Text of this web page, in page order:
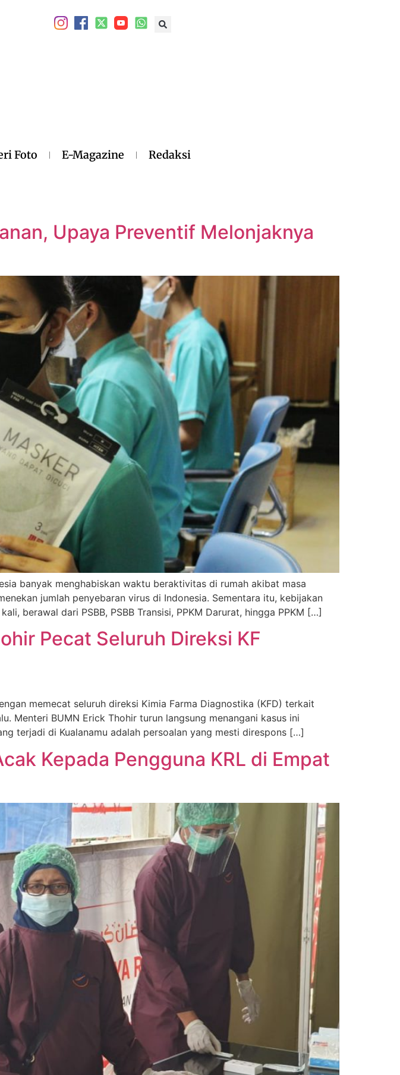
Foto E-Magazine Redaksi
Upaya Preventif Melonjaknya
banyak menghabiskan waktu beraktivitas di rumah akibat masa
jumlah penyebaran virus di Indonesia. Sementara itu, kebijakan
berawal dari PSBB, PSBB Transisi, PPKM Darurat, hingga PPKM […]
Pecat Seluruh Direksi KF
memecat seluruh direksi Kimia Farma Diagnostika (KFD) terkait
Menteri BUMN Erick Thohir turun langsung menangani kasus ini
terjadi di Kualanamu adalah persoalan yang mesti direspons […]
Kepada Pengguna KRL di Empat